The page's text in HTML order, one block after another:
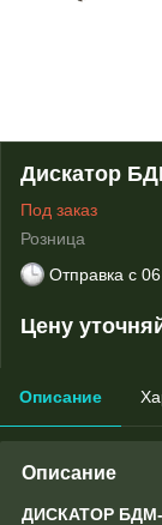
Дискатор
Под заказ
Розница
Отправка с
Цену
Описание
Описание
ДИСКАТОР